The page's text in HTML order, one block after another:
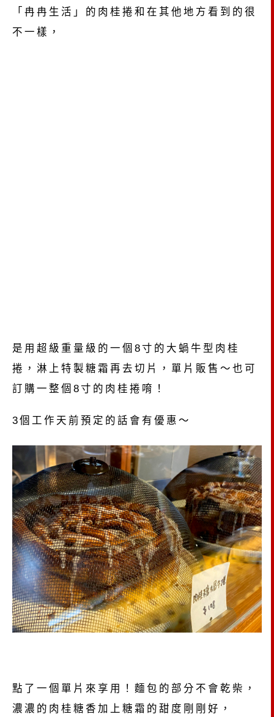
「冉冉生活」的肉桂捲和在其他地方看到的很
不一樣，
是用超級重量級的一個8寸的大蝸牛型肉桂
捲，淋上特製糖霜再去切片，單片販售～也可
訂購一整個8寸的肉桂捲唷！
3個工作天前預定的話會有優惠～
點了一個單片來享用！麵包的部分不會乾柴，
濃濃的肉桂糖香加上糖霜的甜度剛剛好，